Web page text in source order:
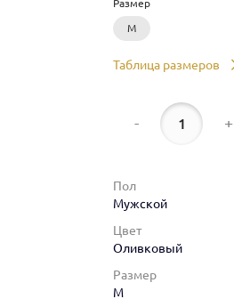
Размер
M
Таблица размеров
- +
Пол
Мужской
Цвет
Оливковый
Размер
M